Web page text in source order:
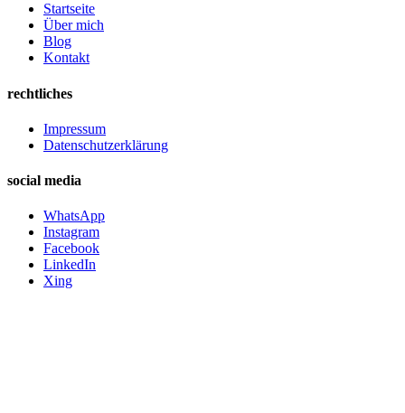
Startseite
Über mich
Blog
Kontakt
rechtliches
Impressum
Datenschutzerklärung
social media
WhatsApp
Instagram
Facebook
LinkedIn
Xing